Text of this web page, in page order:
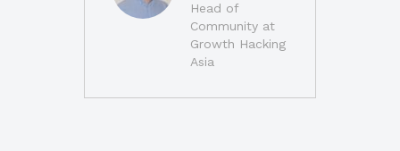
Head of
Community at
Growth Hacking
Asia